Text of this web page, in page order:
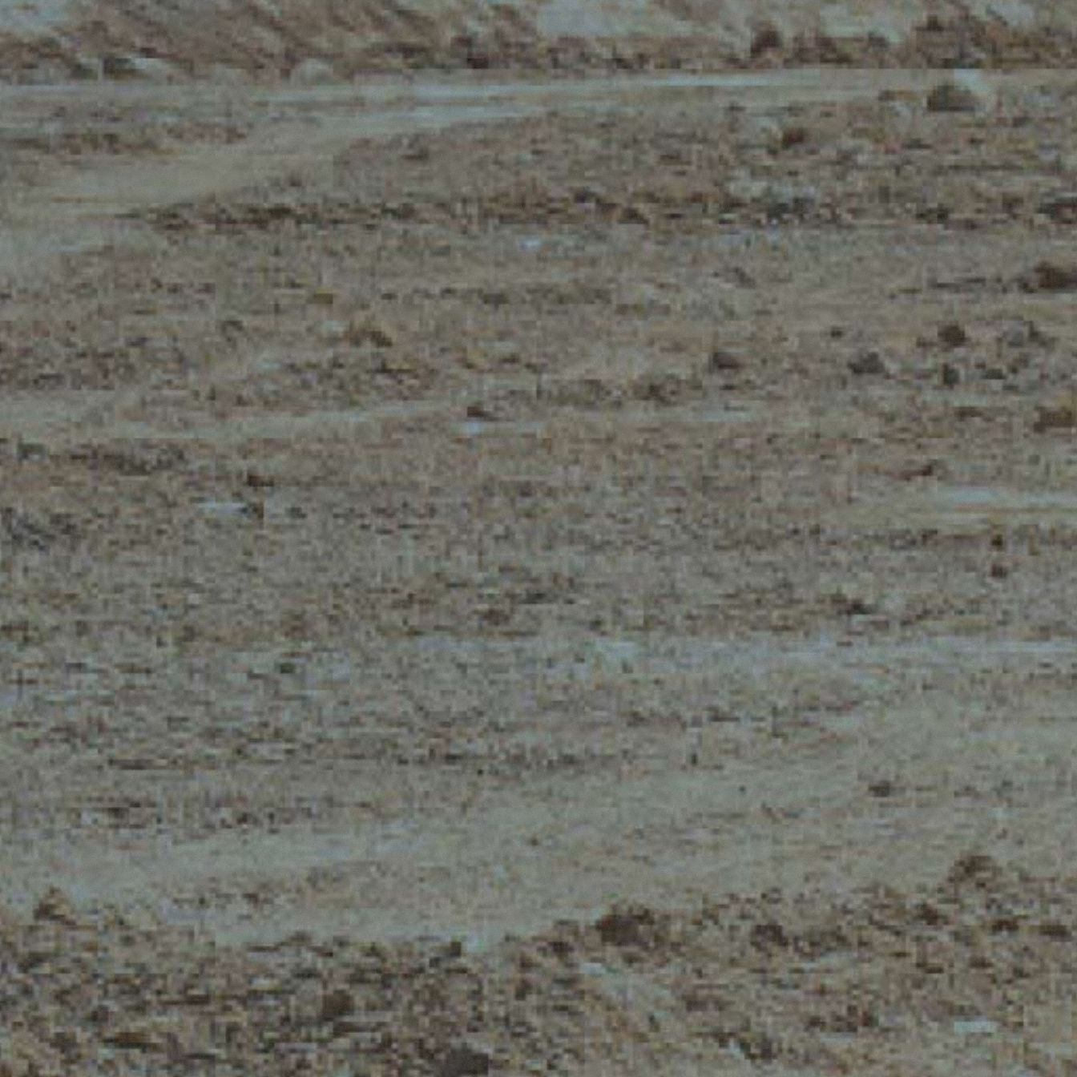
CONTATTI
Via Nazionale, 9 - 12010
S. Defendente di Cervasca
(CN) - Italia
TEL
+39 0171614111
info@merlo.com
MERLO GROUP
MERLO NEL MONDO
LA STORIA DI MERLO
TECNOLOGIE
CERTIFICAZIONI
POLITICA DELLA QUALITÀ
POLITICA DELLA SALUTE,
DELLA SICUREZZA DEL
LAVORO E DELL’AMBIENTE
DEVELOPER
FONDI FESR
PROGETTO VI.P. –
VITICOLTURA DI
PRECISIONE
CONDIZIONI GENERALI
D’ACQUISTO
ISTRUZIONI SPEDIZIONE
MATERIALI
PRODOTTI
TELESCOPICI ELETTRICI
TELESCOPICI COMPATTI
TELESCOPICI MEDIA
CAPACITÀ
TELESCOPICI ALTA
CAPACITÀ
TELESCOPICI
STABILIZZATI
TELESCOPICI ROTATIVI
TRATTORI TELESCOPICI
CINGO TRANSPORTER
CINGO PORTATTREZZI
CINGO MULTIFUNZIONE
CINGO ELETTRICO
BETONIERE
AUTOCARICANTI
ATTREZZATURE
FORCHE
BENNE
FORCHE E PINZE
GANCI
PIATTAFORME
SPECIALI
Iscriviti alla newsletter
Loading form...